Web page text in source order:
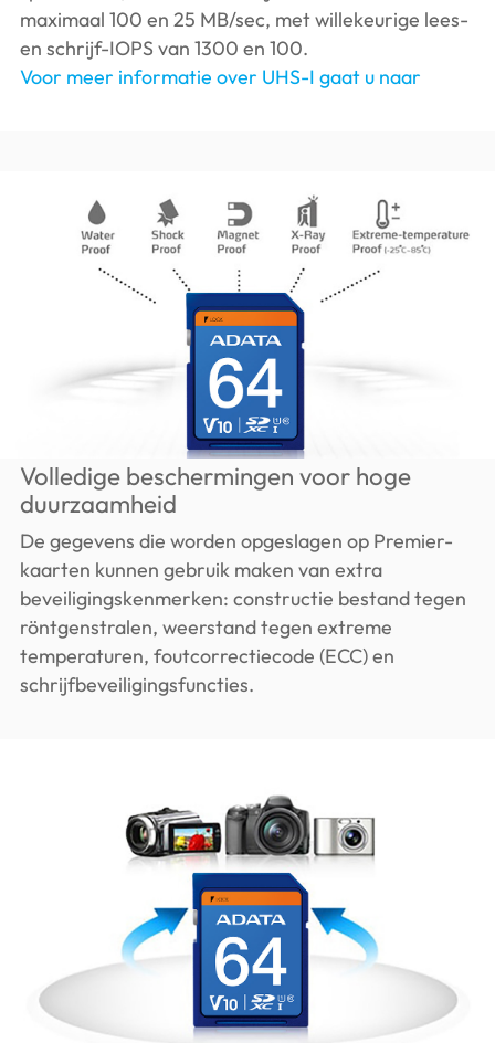
maximaal 100 en 25 MB/sec, met willekeurige lees-
en schrijf-IOPS van 1300 en 100.
Voor meer informatie over UHS-I gaat u naar
Volledige beschermingen voor hoge
duurzaamheid
De gegevens die worden opgeslagen op Premier-
kaarten kunnen gebruik maken van extra
beveiligingskenmerken: constructie bestand tegen
röntgenstralen, weerstand tegen extreme
temperaturen, foutcorrectiecode (ECC) en
schrijfbeveiligingsfuncties.